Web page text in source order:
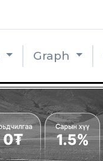
Graph